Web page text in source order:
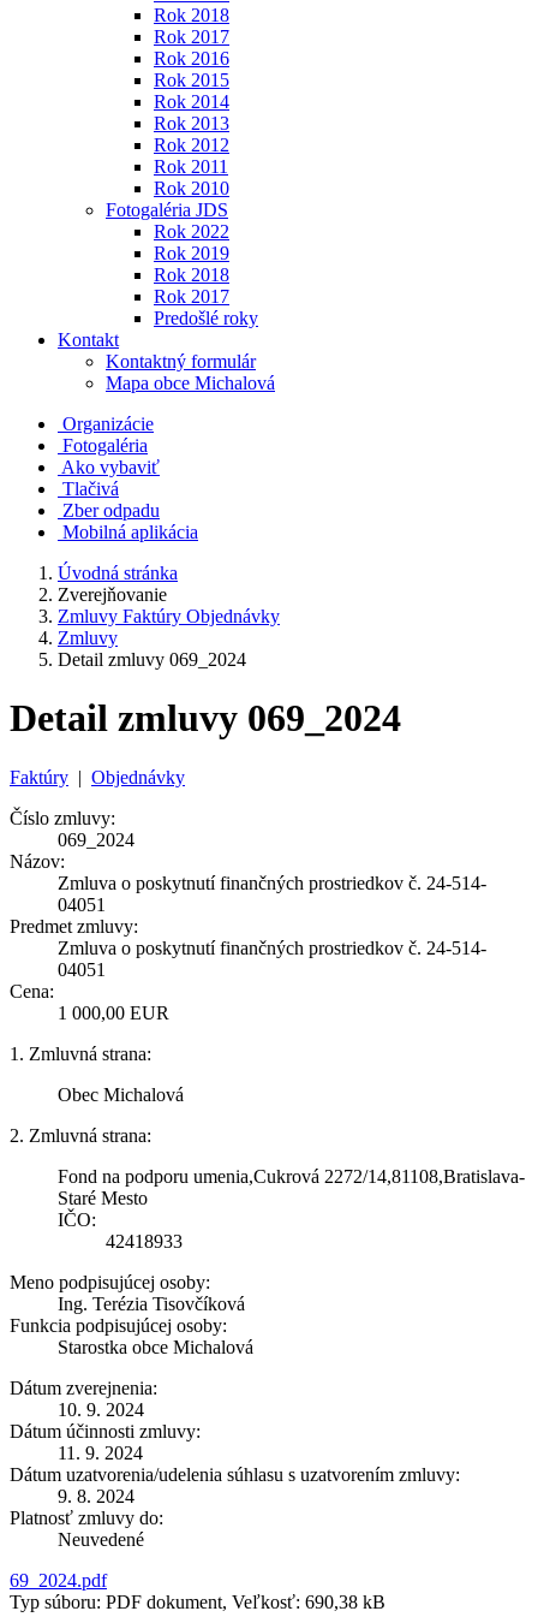
Rok 2018
Rok 2017
Rok 2016
Rok 2015
Rok 2014
Rok 2013
Rok 2012
Rok 2011
Rok 2010
Fotogaléria JDS
Rok 2022
Rok 2019
Rok 2018
Rok 2017
Predošlé roky
Kontakt
Kontaktný formulár
Mapa obce Michalová
Organizácie
Fotogaléria
Ako vybaviť
Tlačivá
Zber odpadu
Mobilná aplikácia
Úvodná stránka
Zverejňovanie
Zmluvy Faktúry Objednávky
Zmluvy
Detail zmluvy 069_2024
Detail zmluvy 069_2024
Faktúry | Objednávky
Číslo zmluvy:
069_2024
Názov:
Zmluva o poskytnutí finančných prostriedkov č. 24-514-
04051
Predmet zmluvy:
Zmluva o poskytnutí finančných prostriedkov č. 24-514-
04051
Cena:
1 000,00 EUR
1. Zmluvná strana:
Obec Michalová
2. Zmluvná strana:
Fond na podporu umenia,Cukrová 2272/14,81108,Bratislava-
Staré Mesto
IČO:
42418933
Meno podpisujúcej osoby:
Ing. Terézia Tisovčíková
Funkcia podpisujúcej osoby:
Starostka obce Michalová
Dátum zverejnenia:
10. 9. 2024
Dátum účinnosti zmluvy:
11. 9. 2024
Dátum uzatvorenia/udelenia súhlasu s uzatvorením zmluvy:
9. 8. 2024
Platnosť zmluvy do:
Neuvedené
69_2024.pdf
Typ súboru: PDF dokument, Veľkosť: 690,38 kB